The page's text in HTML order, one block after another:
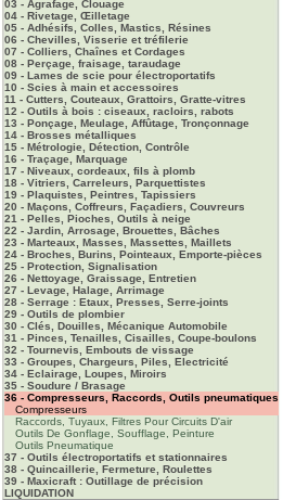
03 - Agrafage, Clouage
04 - Rivetage, Œilletage
05 - Adhésifs, Colles, Mastics, Résines
06 - Chevilles, Visserie et tréfilerie
07 - Colliers, Chaînes et Cordages
08 - Perçage, fraisage, taraudage
09 - Lames de scie pour électroportatifs
10 - Scies à main et accessoires
11 - Cutters, Couteaux, Grattoirs, Gratte-vitres
12 - Outils à bois : ciseaux, racloirs, rabots
13 - Ponçage, Meulage, Affûtage, Tronçonnage
14 - Brosses métalliques
15 - Métrologie, Détection, Contrôle
16 - Traçage, Marquage
17 - Niveaux, cordeaux, fils à plomb
18 - Vitriers, Carreleurs, Parquettistes
19 - Plaquistes, Peintres, Tapissiers
20 - Maçons, Coffreurs, Façadiers, Couvreurs
21 - Pelles, Pioches, Outils à neige
22 - Jardin, Arrosage, Brouettes, Bâches
23 - Marteaux, Masses, Massettes, Maillets
24 - Broches, Burins, Pointeaux, Emporte-pièces
25 - Protection, Signalisation
26 - Nettoyage, Graissage, Entretien
27 - Levage, Halage, Arrimage
28 - Serrage : Etaux, Presses, Serre-joints
29 - Outils de plombier
30 - Clés, Douilles, Mécanique Automobile
31 - Pinces, Tenailles, Cisailles, Coupe-boulons
32 - Tournevis, Embouts de vissage
33 - Groupes, Chargeurs, Piles, Electricité
34 - Eclairage, Loupes, Miroirs
35 - Soudure / Brasage
36 - Compresseurs, Raccords, Outils pneumatiques
Compresseurs
Raccords, Tuyaux, Filtres Pour Circuits D'air
Outils De Gonflage, Soufflage, Peinture
Outils Pneumatique
37 - Outils électroportatifs et stationnaires
38 - Quincaillerie, Fermeture, Roulettes
39 - Maxicraft : Outillage de précision
LIQUIDATION